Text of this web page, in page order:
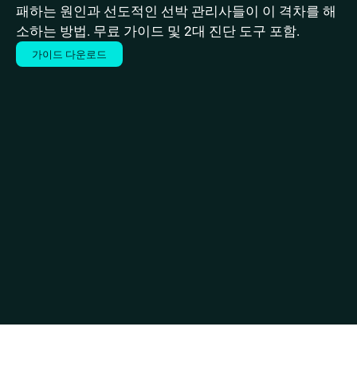
패하는 원인과 선도적인 선박 관리사들이 이 격차를 해
소하는 방법. 무료 가이드 및 2대 진단 도구 포함.
가이드 다운로드